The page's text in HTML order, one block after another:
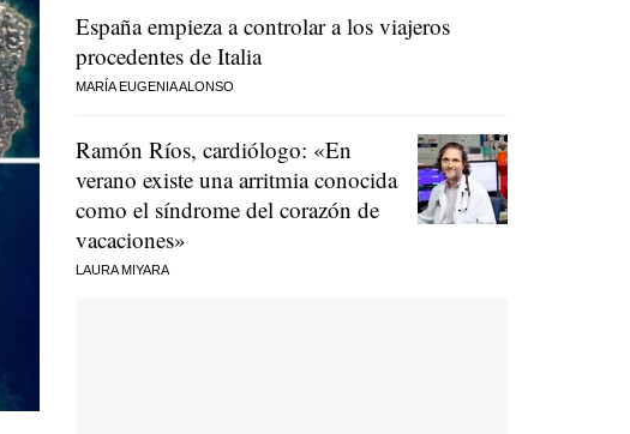
España empieza a controlar a los viajeros
procedentes de Italia
MARÍA EUGENIA ALONSO
Ramón Ríos, cardiólogo: «En
verano existe una arritmia conocida
como el síndrome del corazón de
vacaciones»
LAURA MIYARA